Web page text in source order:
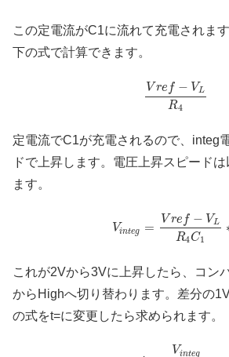
この定電流がC1に流れて充電されま
下の式で計算できます。
Vre f − VL
R4
定電流でC1が充電されるので、integ
ドで上昇します。電圧上昇スピード
ます。
Vinteg =
Vre f − VL
R4C1
これが2Vから3Vに上昇したら、コン
からHighへ切り替わります。差分の
の式をt=に変更したら求められます。
Vinteg